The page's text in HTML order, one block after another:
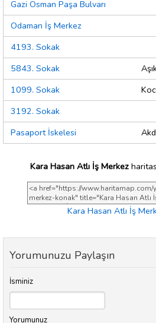
Gazi Osman Paşa Bulvarı
Odaman İş Merkez
4193. Sokak
5843. Sokak
1099. Sokak
3192. Sokak
Pasaport İskelesi
Kara Hasan Atlı İş Merkez
Kara Hasan Atlı İş
Yorumunuzu Paylaşın
İsminiz
Yorumunuz